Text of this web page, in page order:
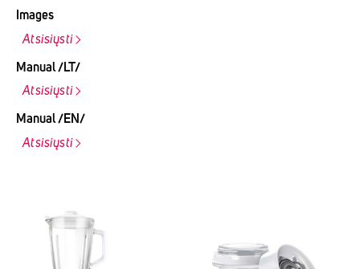
Images
Atsisiųsti
Manual /LT/
Atsisiųsti
Manual /EN/
Atsisiųsti